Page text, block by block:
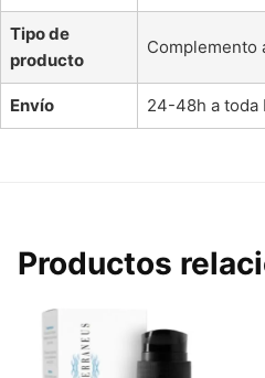
Tipo de
producto
Complemento
Envío 24-48h a toda
Productos